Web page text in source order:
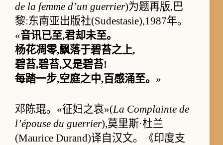
de la femme d’un guerrier)为题再版,巴
黎:东南亚出版社(Sudestasie),1987年。
«音讯已至,君却未至。
杨花凋零,飘落于碧苔之上,
碧苔,碧苔,又是碧苔!
每踏一步,空庭之中,百感涌至。 »
邓陈琨。«征妇之哀»(La Complainte de
l’épouse du guerrier),莫里斯·杜兰
(Maurice Durand)译自汉文。《印度支